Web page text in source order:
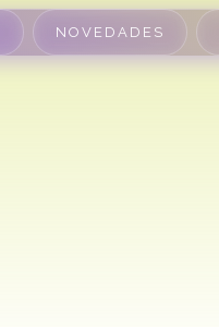
NOVEDADES